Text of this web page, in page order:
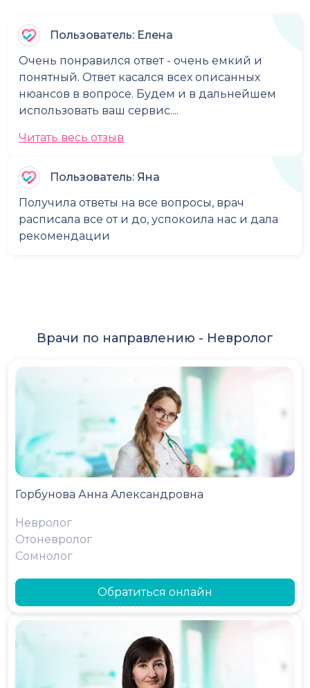
Пользователь: Елена
Очень понравился ответ - очень емкий и
понятный. Ответ касался всех описанных
нюансов в вопросе. Будем и в дальнейшем
использовать ваш сервис....
Читать весь отзыв
Пользователь: Яна
Получила ответы на все вопросы, врач
расписала все от и до, успокоила нас и дала
рекомендации
Врачи по направлению - Невролог
Горбунова Анна Александровна
Невролог
Отоневролог
Сомнолог
Обратиться онлайн